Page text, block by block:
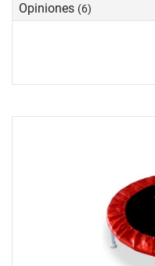
Opiniones (6)